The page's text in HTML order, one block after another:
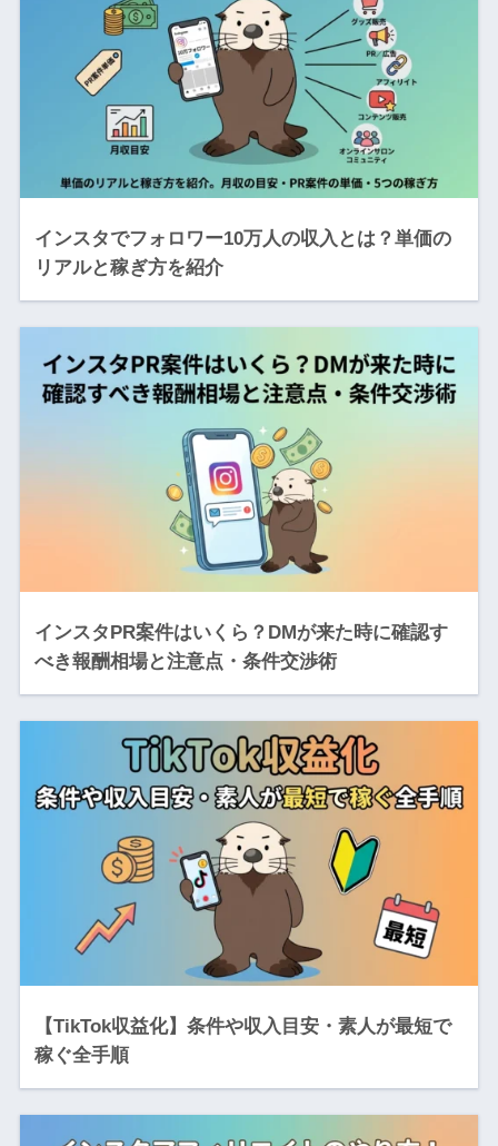
インスタでフォロワー10万人の収入とは？単価の
リアルと稼ぎ方を紹介
インスタPR案件はいくら？DMが来た時に確認す
べき報酬相場と注意点・条件交渉術
【TikTok収益化】条件や収入目安・素人が最短で
稼ぐ全手順